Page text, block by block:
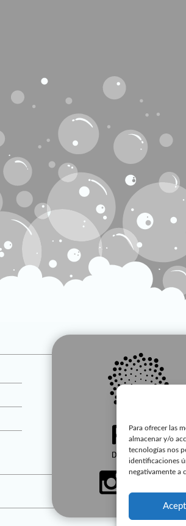
Para ofrecer las
almacenar y/o
tecnologías nos
identificaciones
negativamente a